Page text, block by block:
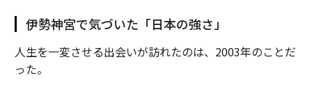
伊勢神宮で気づいた「日本の強さ」
人生を一変させる出会いが訪れたのは、2003年のことだ
った。